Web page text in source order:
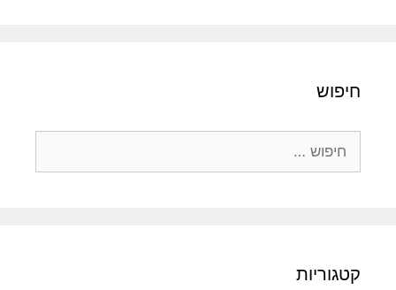
חיפוש
קטגוריות